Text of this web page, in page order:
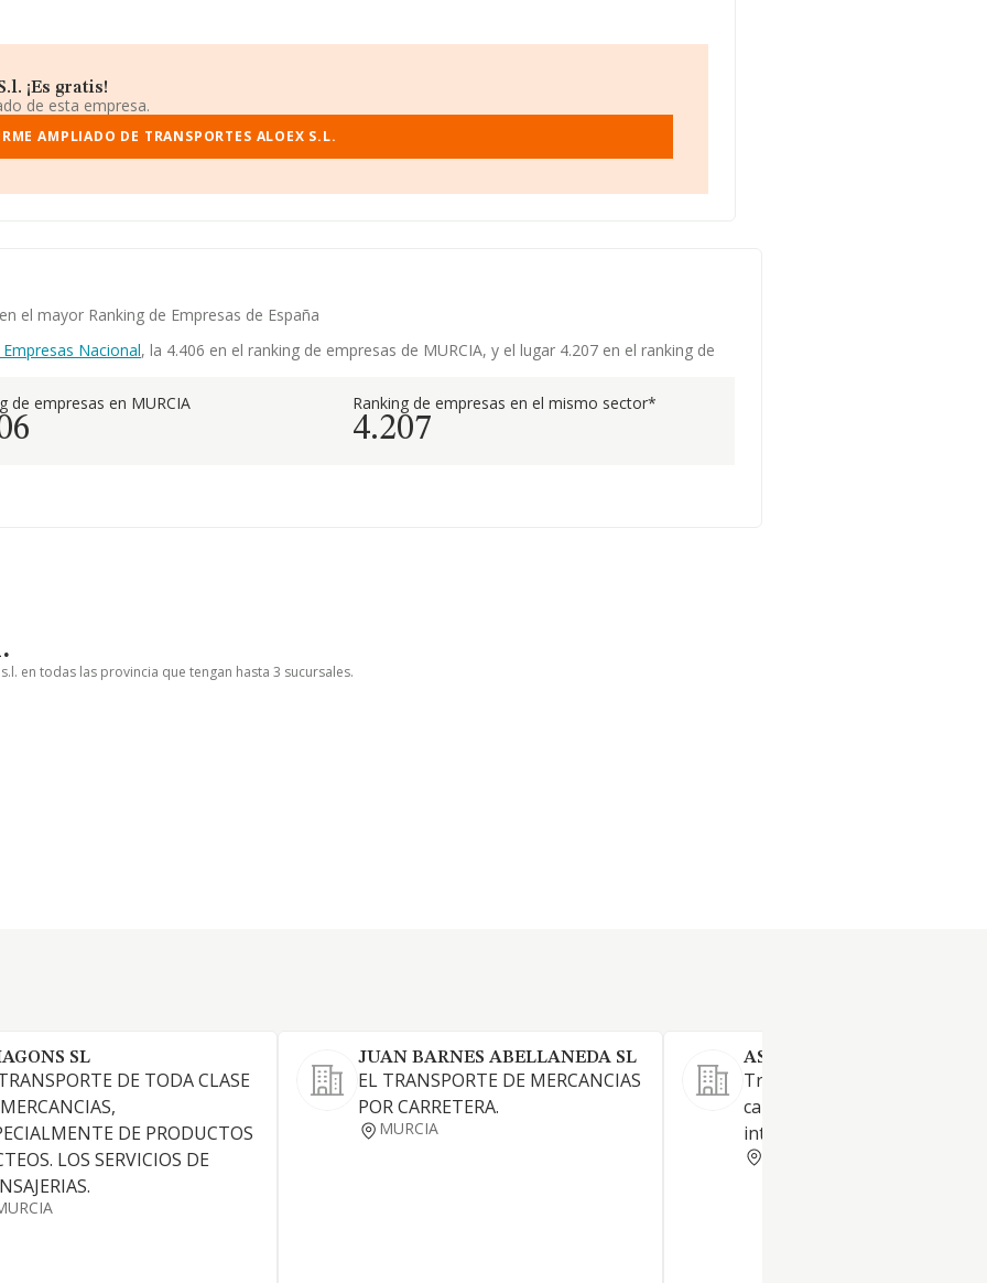
¡Es gratis!
de esta empresa.
AMPLIADO DE TRANSPORTES ALOEX S.L.
el mayor Ranking de Empresas de España
Nacional, la 4.406 en el ranking de empresas de MURCIA, y el lugar 4.207 en el ranking de
de empresas en MURCIA Ranking de empresas en el mismo sector*
4.207
en todas las provincia que tengan hasta 3 sucursales.
SL
DE TODA CLASE
DE PRODUCTOS
LOS SERVICIOS DE
JUAN BARNES ABELLANEDA SL
EL TRANSPORTE DE MERCANCIAS
POR CARRETERA.
MURCIA
ASCENSION GARCIA S.L.
Transporte de mercancías
carretera a nivel nacional e
internacional